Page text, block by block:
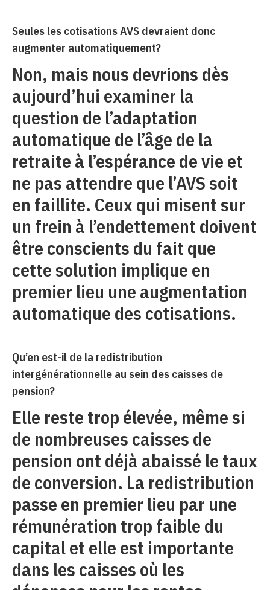
Seules les cotisations AVS devraient donc
augmenter automatiquement?
Non, mais nous devrions dès
aujourd’hui examiner la
question de l’adaptation
automatique de l’âge de la
retraite à l’espérance de vie et
ne pas attendre que l’AVS soit
en faillite. Ceux qui misent sur
un frein à l’endettement doivent
être conscients du fait que
cette solution implique en
premier lieu une augmentation
automatique des cotisations.
Qu’en est-il de la redistribution
intergénérationnelle au sein des caisses de
pension?
Elle reste trop élevée, même si
de nombreuses caisses de
pension ont déjà abaissé le taux
de conversion. La redistribution
passe en premier lieu par une
rémunération trop faible du
capital et elle est importante
dans les caisses où les